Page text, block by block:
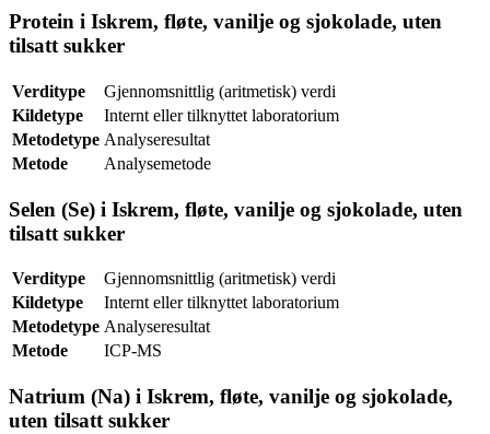
Protein i Iskrem, fløte, vanilje og sjokolade, uten
tilsatt sukker
Verditype
Gjennomsnittlig (aritmetisk) verdi
Kildetype
Internt eller tilknyttet laboratorium
Metodetype Analyseresultat
Metode
Analysemetode
Selen (Se) i Iskrem, fløte, vanilje og sjokolade, uten
tilsatt sukker
Verditype
Gjennomsnittlig (aritmetisk) verdi
Kildetype
Internt eller tilknyttet laboratorium
Metodetype Analyseresultat
Metode
ICP-MS
Natrium (Na) i Iskrem, fløte, vanilje og sjokolade,
uten tilsatt sukker